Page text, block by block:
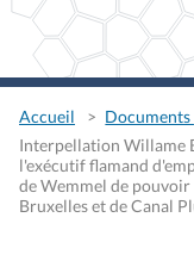
Accueil
Interpellation Willame
l'exécutif flamand
de Wemmel de pouvoir
Bruxelles et de Canal